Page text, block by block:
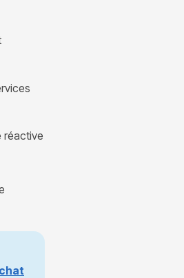
réactive